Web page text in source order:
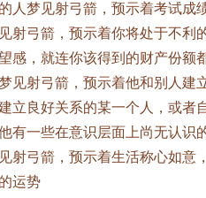
人梦见射弓箭，预示着考试成
射弓箭，预示着你将处于不利
感，就连你该得到的财产份额
见射弓箭，预示着他和别人建
立良好关系的某一个人，或者
有一些在意识层面上尚无认识
射弓箭，预示着生活称心如意
运势